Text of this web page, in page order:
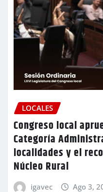
LOCALES
Congreso local
Categoría
localidades y el
Núcleo Rural
igavec Ago 3,